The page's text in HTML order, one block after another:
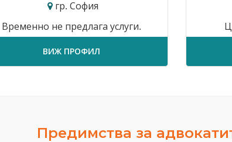
/ 30.00лв 40.90€
Предимства за